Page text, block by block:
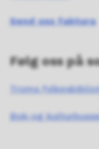
Send oss faktura
Følg oss på
Troms
Bok-og